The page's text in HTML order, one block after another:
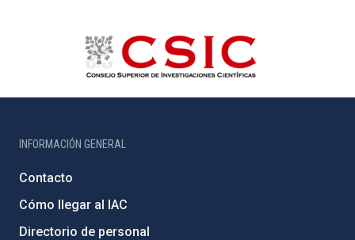
INFORMACIÓN GENERAL
Contacto
Cómo llegar al IAC
Directorio de personal